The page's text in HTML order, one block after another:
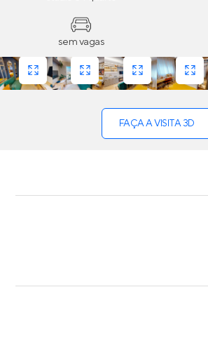
sem vagas
FAÇA A VISITA 3D